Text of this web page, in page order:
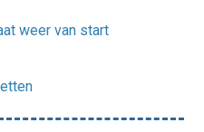
weer van start